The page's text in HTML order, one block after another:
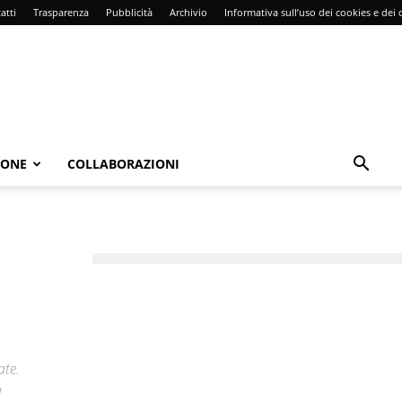
Trasparenza Pubblicità Archivio Informativa sull’uso dei cookies e dei
COLLABORAZIONI